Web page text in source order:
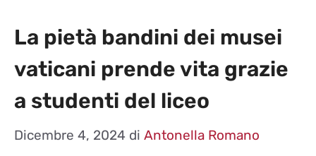
La pietà bandini dei musei
vaticani prende vita grazie
a studenti del liceo
Dicembre 4, 2024 di Antonella Romano